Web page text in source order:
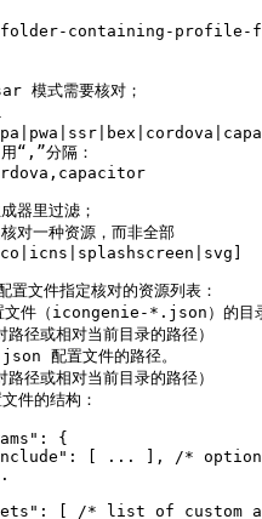
containing-profile-
模式需要核对；
“,”分隔：
里过滤；
一种资源，而非全部
件指定核对的资源列表：
件（icongenie-*.json）的目
或相对当前目录的路径）
配置文件的路径。
或相对当前目录的路径）
的结构：
{
[ ... ], /*
[ /* list of custom